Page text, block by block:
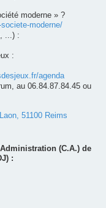
moderne » ?
moderne/
...) :
:
agenda
au 06.84.87.84.45 ou
51100 Reims
(C.A.) de
: